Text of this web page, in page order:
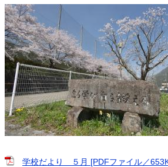
学校だより ５月 [PDFファイル／